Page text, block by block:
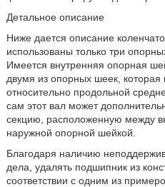
Детальное описание
Ниже дается описание
использованы только три
Имеется внутренняя опорная
двумя из опорных шеек, которая
относительно продольной
сам этот вал может
секцию, расположенную между
наружной опорной шейкой.
Благодаря наличию
дела, удалять подшипник из
соответствии с одним из